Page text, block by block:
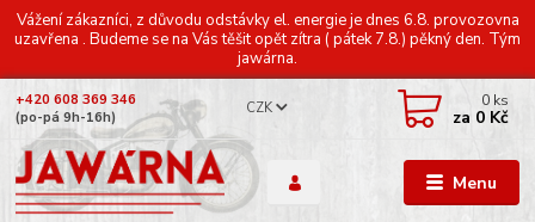
Vážení zákazníci, z důvodu odstávky el. energie je dnes 6.8. provozovna
uzavřena . Budeme se na Vás těšit opět zítra ( pátek 7.8.) pěkný den. Tým
jawárna.
Menu
CZK
+420 608 369 346
(po-pá 9h-16h)
0 ks
za 0 Kč